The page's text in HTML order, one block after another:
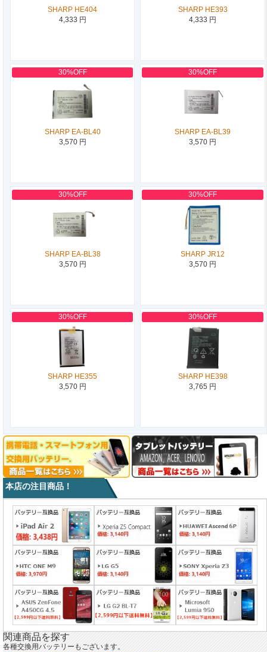
SHARP HE404
4,333 円
SHARP HE393
4,333 円
30%OFF
SHARP EA-BL40
3,570 円
30%OFF
SHARP EA-BL39
3,570 円
30%OFF
SHARP EA-BL38
3,570 円
30%OFF
SHARP JR12
3,570 円
30%OFF
SHARP HE355
3,570 円
30%OFF
SHARP HE398
3,765 円
本店の注目商品！
関連商品を探す
各種交換用バッテリーもございます。